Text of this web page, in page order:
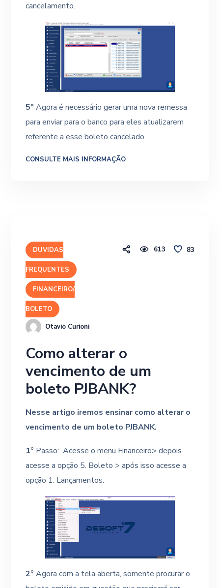
cancelamento.
5° Agora é necessário gerar uma nova remessa
para enviar para o banco para eles atualizarem
referente a esse boleto cancelado.
CONSULTE MAIS INFORMAÇÃO
DUVIDAS
FREQUENTES
FINANCEIRO/
BOLETO
Otavio Curioni
613 83
Como alterar o
vencimento de um
boleto PJBANK?
Nesse artigo iremos ensinar como alterar o
vencimento de um boleto PJBANK.
1° Passo: Acesse o menu Financeiro> depois
acesse a opção 5. Boleto > após isso acesse a
opção 1. Lançamentos.
2° Agora com a tela aberta, somente procurar o